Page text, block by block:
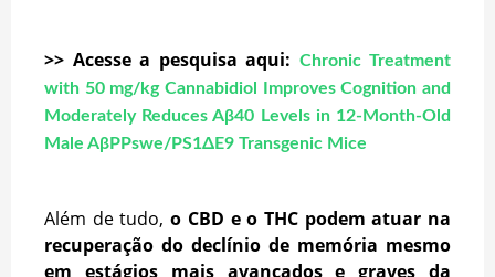
>> Acesse a pesquisa aqui: Chronic Treatment
with 50 mg/kg Cannabidiol Improves Cognition and
Moderately Reduces Aβ40 Levels in 12-Month-Old
Male AβPPswe/PS1ΔE9 Transgenic Mice
Além de tudo,o CBD e o THC podem atuar na
recuperação do declínio de memória mesmo
em estágios mais avançados e graves da